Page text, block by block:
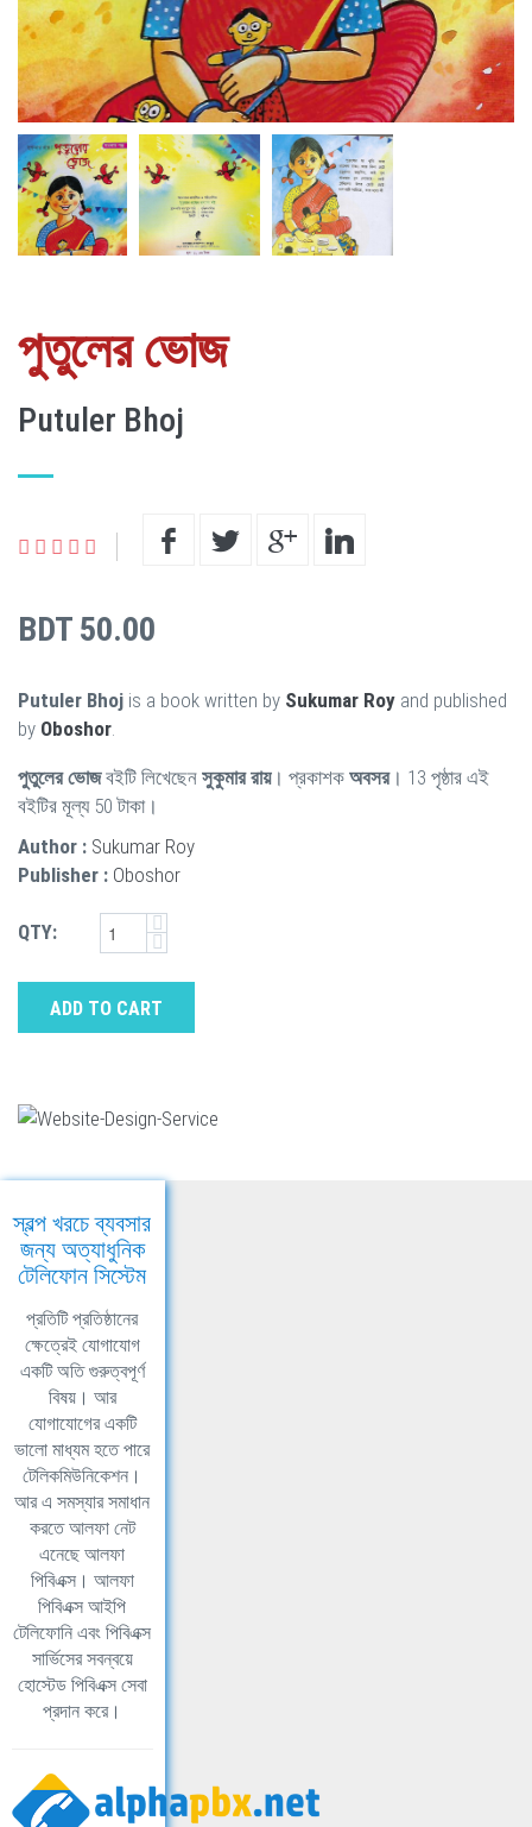
পুতুলের ভোজ
Putuler Bhoj
BDT 50.00
Putuler Bhoj is a book written by Sukumar Roy and published
by Oboshor
পুতুলের ভোজবইটি লিখেছেন সুকুমার রায়। প্রকাশক অবসর। 13 পৃষ্ঠার এই
বইটির মূল্য 50 টাকা।
Author : Sukumar Roy
Publisher : Oboshor
QTY:
ADD TO CART
স্বল্প খরচে ব্যবসার
জন্য অত্যাধুনিক
টেলিফোন সিস্টেম
প্রতিটি প্রতিষ্ঠানের
ক্ষেত্রেই যোগাযোগ
একটি অতি গুরুত্বপূর্ণ
বিষয়। আর
যোগাযোগের একটি
ভালো মাধ্যম হতে পারে
টেলিকমিউনিকেশন।
আর এ সমস্যার সমাধান
করতে আলফা নেট
এনেছে আলফা
পিবিএক্স। আলফা
পিবিএক্স আইপি
টেলিফোনি এবং পিবিএক্স
সার্ভিসের সবন্বয়ে
হোস্টেড পিবিএক্স সেবা
প্রদান করে।